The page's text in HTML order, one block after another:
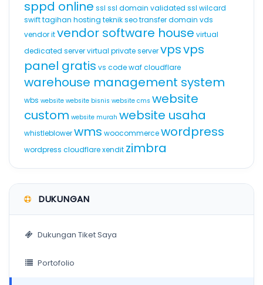
sppd online ssl ssl domain validated ssl wilcard
swifttagihan hosting teknik seotransfer domain vds
vendor itvendor software house virtual
dedicated servervirtual private servervpsvps
panel gratis vs codewaf cloudflare
warehouse management system
wbs website website bisnis website cms website
custom website murah website usaha
whistleblowerwms woocommercewordpress
wordpress cloudflarexendit zimbra
DUKUNGAN
Dukungan Tiket Saya
Portofolio